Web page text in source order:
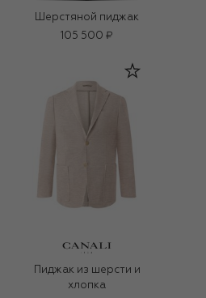
Шерстяной пиджак
105 500 ₽
Пиджак из шерсти и
хлопка